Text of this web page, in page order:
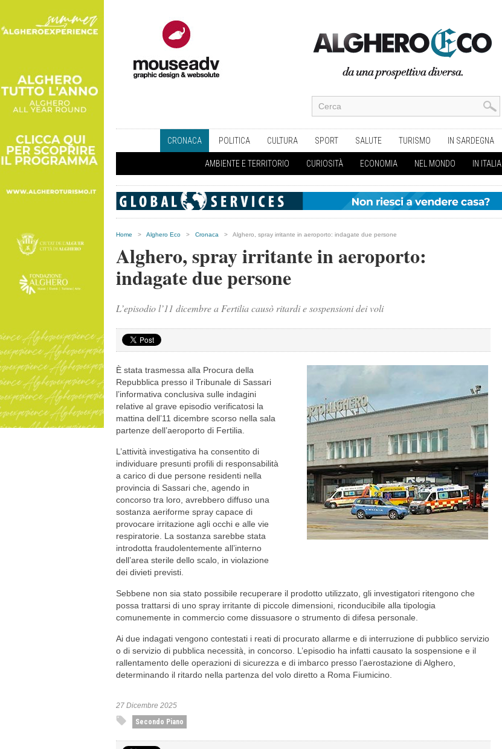
CRONACA POLITICA CULTURA SPORT SALUTE TURISMO IN SARDEGNA
AMBIENTE E TERRITORIO CURIOSITÀ ECONOMIA NEL MONDO IN ITALIA
Home > Alghero Eco > Cronaca > Alghero, spray irritante in aeroporto: indagate due persone
Alghero, spray irritante in aeroporto:
indagate due persone
L’episodio l’11 dicembre a Fertilia causò ritardi e sospensioni dei voli
È stata trasmessa alla Procura della
Repubblica presso il Tribunale di Sassari
l’informativa conclusiva sulle indagini
relative al grave episodio verificatosi la
mattina dell’11 dicembre scorso nella sala
partenze dell’aeroporto di Fertilia.
L’attività investigativa ha consentito di
individuare presunti profili di responsabilità
a carico di due persone residenti nella
provincia di Sassari che, agendo in
concorso tra loro, avrebbero diffuso una
sostanza aeriforme spray capace di
provocare irritazione agli occhi e alle vie
respiratorie. La sostanza sarebbe stata
introdotta fraudolentemente all’interno
dell’area sterile dello scalo, in violazione
dei divieti previsti.
Sebbene non sia stato possibile recuperare il prodotto utilizzato, gli investigatori ritengono che
possa trattarsi di uno spray irritante di piccole dimensioni, riconducibile alla tipologia
comunemente in commercio come dissuasore o strumento di difesa personale.
Ai due indagati vengono contestati i reati di procurato allarme e di interruzione di pubblico servizio
o di servizio di pubblica necessità, in concorso. L’episodio ha infatti causato la sospensione e il
rallentamento delle operazioni di sicurezza e di imbarco presso l’aerostazione di Alghero,
determinando il ritardo nella partenza del volo diretto a Roma Fiumicino.
27 Dicembre 2025
Secondo Piano